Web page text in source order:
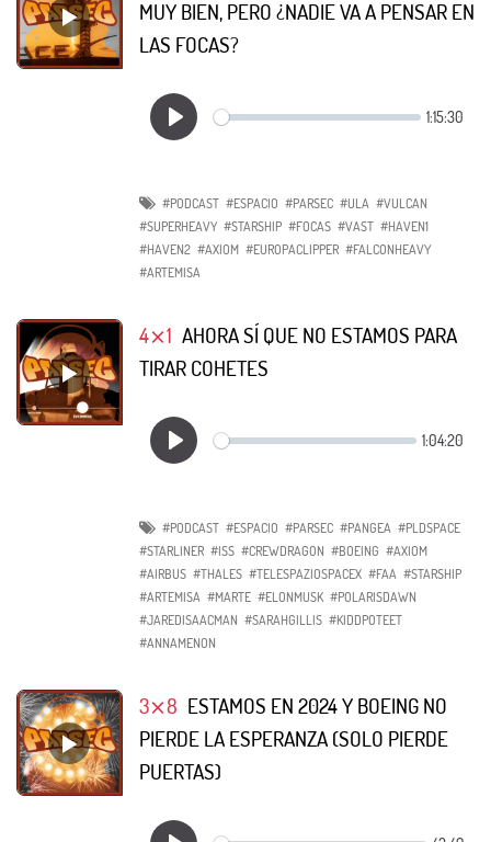
MUY BIEN, PERO ¿NADIE VA A PENSAR EN
LAS FOCAS?
#PODCAST #ESPACIO #PARSEC #ULA #VULCAN
#SUPERHEAVY #STARSHIP #FOCAS #VAST #HAVEN1
#HAVEN2 #AXIOM #EUROPACLIPPER #FALCONHEAVY
#ARTEMISA
4⨯1 AHORA SÍ QUE NO ESTAMOS PARA
TIRAR COHETES
#PODCAST #ESPACIO #PARSEC #PANGEA #PLDSPACE
#STARLINER #ISS #CREWDRAGON #BOEING #AXIOM
#AIRBUS #THALES #TELESPAZIOSPACEX #FAA #STARSHIP
#ARTEMISA #MARTE #ELONMUSK #POLARISDAWN
#JAREDISAACMAN #SARAHGILLIS #KIDDPOTEET
#ANNAMENON
3⨯8 ESTAMOS EN 2024 Y BOEING NO
PIERDE LA ESPERANZA (SOLO PIERDE
PUERTAS)